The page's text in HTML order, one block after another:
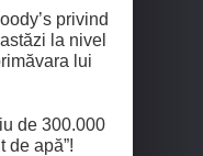
privind
la nivel
lui
de 300.000
de apă”!